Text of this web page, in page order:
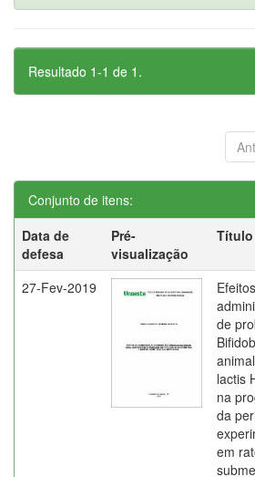
Resultado 1-1 de 1.
Conjunto de itens:
Data de
defesa
Pré-
visualização
Título
27-Fev-2019
de
lactis
na
da
em